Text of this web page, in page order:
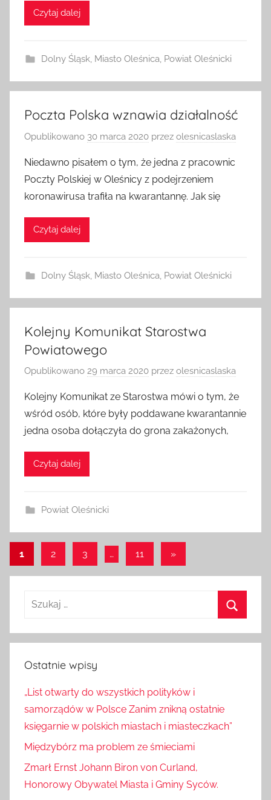
Czytaj dalej
Dolny Śląsk, Miasto Oleśnica, Powiat Oleśnicki
Poczta Polska wznawia działalność
Opublikowano 30 marca 2020 przez olesnicaslaska
Niedawno pisałem o tym, że jedna z pracownic
Poczty Polskiej w Oleśnicy z podejrzeniem
koronawirusa trafiła na kwarantannę. Jak się
Czytaj dalej
Dolny Śląsk, Miasto Oleśnica, Powiat Oleśnicki
Kolejny Komunikat Starostwa
Powiatowego
Opublikowano 29 marca 2020 przez olesnicaslaska
Kolejny Komunikat ze Starostwa mówi o tym, że
wśród osób, które były poddawane kwarantannie
jedna osoba dołączyła do grona zakażonych,
Czytaj dalej
Powiat Oleśnicki
Stronicowanie
wpisów
1 2 3 … 11
Następne
»
Szukaj:
Ostatnie wpisy
„List otwarty do wszystkich polityków i
samorządów w Polsce Zanim znikną ostatnie
księgarnie w polskich miastach i miasteczkach”
Międzybórz ma problem ze śmieciami
Zmarł Ernst Johann Biron von Curland,
Honorowy Obywatel Miasta i Gminy Syców.